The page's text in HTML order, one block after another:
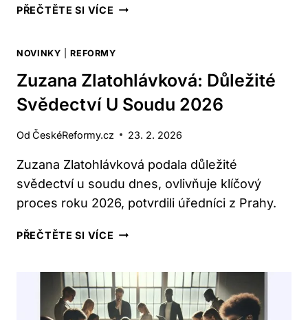
PŘEČTĚTE SI VÍCE TEREZA
PROJEKT,
KTERÉM
SE
NOVINKY |REFORMY
Zuzana Zlatohlávková: Důležité
Svědectví U Soudu 2026
Od ČeskéReformy.cz 23. 2. 2026
Zuzana Zlatohlávková podala důležité
svědectví u soudu dnes, ovlivňuje klíčový
proces roku 2026, potvrdili úředníci z Prahy.
PŘEČTĚTE SI VÍCE ZUZANA
SVĚDECTVÍ
U
SOUDU